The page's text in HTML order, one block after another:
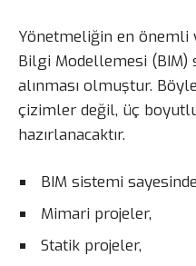
Yönetmeliğin en önemli
Bilgi Modellemesi
alınması olmuştur.
çizimler değil, üç
hazırlanacaktır.
BIM sistemi
Mimari projeler,
Statik projeler,